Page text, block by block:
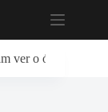
ver o óbvio”